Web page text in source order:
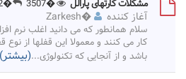
مشکلات کارتهای پارالل �3507
�2
آغاز کننده �
Zarkesh
سلام همانطور که می دانید اغلب نرم
باشد و از آنجایی که تکنولوژی...(بیشتر)